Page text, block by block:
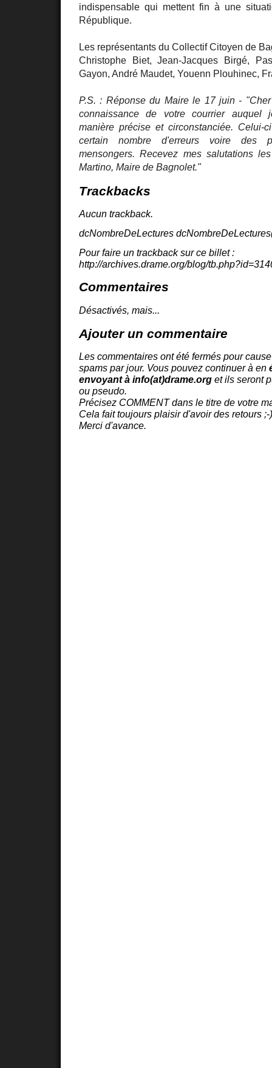
indispensable qui mettent fin à une
République.
Les représentants du Collectif Citoyen de
Christophe Biet, Jean-Jacques Birgé,
Gayon, André Maudet, Youenn Plouhinec,
P.S. : Réponse du Maire le 17 juin -
connaissance de votre courrier auquel
manière précise et circonstanciée. Celui-
certain nombre d'erreurs voire des
mensongers. Recevez mes salutations
Martino, Maire de Bagnolet."
Trackbacks
Aucun trackback.
dcNombreDeLectures
Pour faire un trackback sur ce billet :
http://archives.drame.org/blog/
Commentaires
Désactivés, mais...
Ajouter un commentaire
Les commentaires ont été fermés pour
spams par jour. Vous pouvez continuer à en
envoyant à info(at)drame.org et ils seront
ou pseudo.
Précisez COMMENT dans le titre de votre
Cela fait toujours plaisir d'avoir des retours ;-)
Merci d'avance.